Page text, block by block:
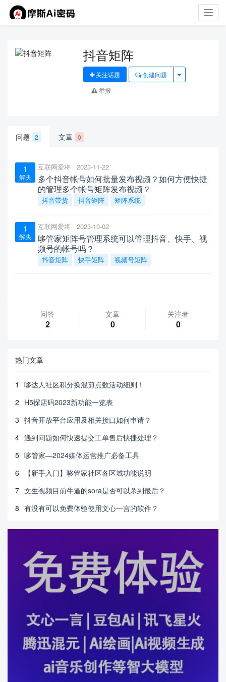
抖音矩阵
关注话题
创建问题
举报
问题 2 文章 0
1
解决
互联网爱将 2023-11-22
多个抖音帐号如何批量发布视频？如何方便快捷
的管理多个帐号矩阵发布视频？
抖音带货 抖音矩阵 矩阵系统
1
解决
互联网爱将 2023-10-02
哆管家矩阵号管理系统可以管理抖音、快手、视
频号的帐号吗？
抖音矩阵 快手矩阵 视频号矩阵
问答
2
文章
0
关注者
0
热门文章
1
哆达人社区积分换混剪点数活动细则！
2 H5探店码2023新功能一览表
3 抖音开放平台应用及相关接口如何申请？
4 遇到问题如何快速提交工单售后快捷处理？
5 哆管家—2024媒体运营推广必备工具
6
【新手入门】哆管家社区各区域功能说明
7 文生视频目前牛逼的sora是否可以杀到最后？
8 有没有可以免费体验使用文心一言的软件？